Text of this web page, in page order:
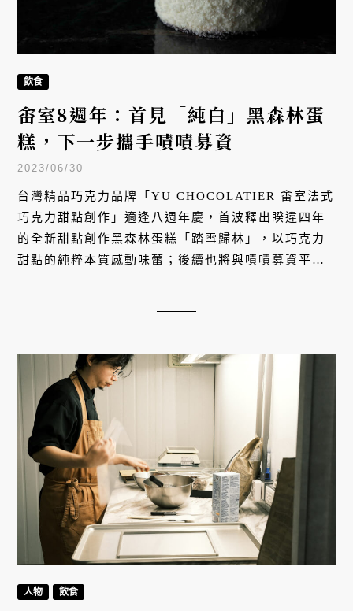
飲食
畬室8週年：首見「純白」黑森林蛋
糕，下一步攜手嘖嘖募資
2023/06/30
台灣精品巧克力品牌「YU CHOCOLATIER 畬室法式
巧克力甜點創作」適逢八週年慶，首波釋出睽違四年
的全新甜點創作黑森林蛋糕「踏雪歸林」，以巧克力
甜點的純粹本質感動味蕾；後續也將與嘖嘖募資平台
人物 飲食